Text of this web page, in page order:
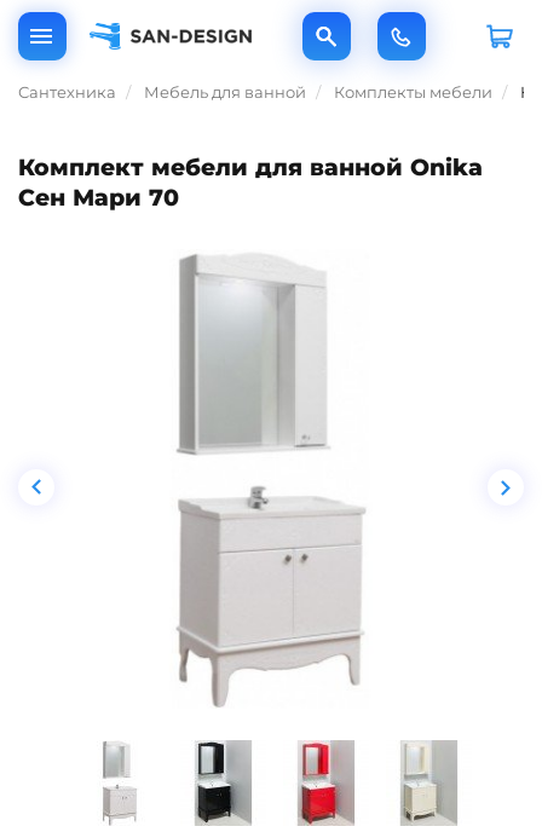
Сантехника Мебель для ванной Комплекты мебели
Комплект мебели для ванной Onika
Сен Мари 70